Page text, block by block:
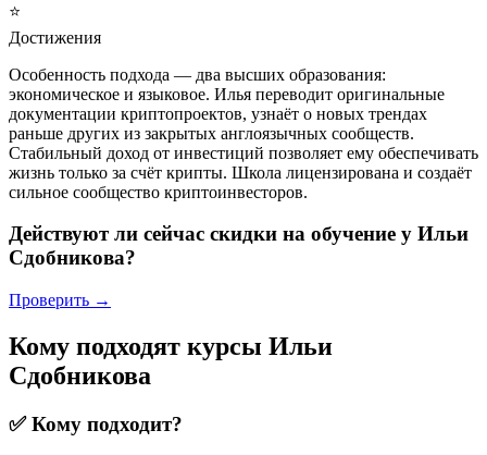
⭐
Достижения
Особенность подхода — два высших образования:
экономическое и языковое. Илья переводит оригинальные
документации криптопроектов, узнаёт о новых трендах
раньше других из закрытых англоязычных сообществ.
Стабильный доход от инвестиций позволяет ему обеспечивать
жизнь только за счёт крипты. Школа лицензирована и создаёт
сильное сообщество криптоинвесторов.
Действуют ли сейчас скидки на обучение у Ильи
Сдобникова?
Проверить →
Кому подходят курсы Ильи
Сдобникова
✅ Кому подходит?